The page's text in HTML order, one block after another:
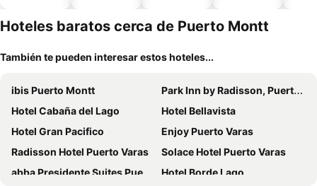
mascotas
Hoteles baratos cerca de Puerto Montt
También te pueden interesar estos hoteles...
ibis Puerto Montt
Park Inn by Radisson, Puerto Varas
Hotel Cabaña del Lago
Hotel Bellavista
Hotel Gran Pacifico
Enjoy Puerto Varas
Radisson Hotel Puerto Varas
Solace Hotel Puerto Varas
abba Presidente Suites Puerto Montt
Hotel Borde Lago